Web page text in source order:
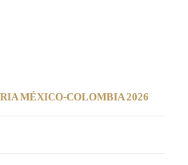
MÉXICO-COLOMBIA 2026